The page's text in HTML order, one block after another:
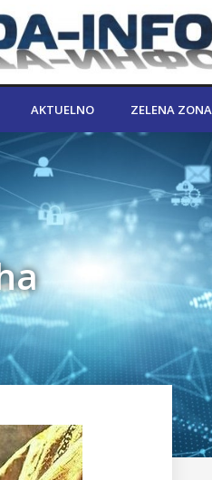
AKTUELNO ZELENA ZONA